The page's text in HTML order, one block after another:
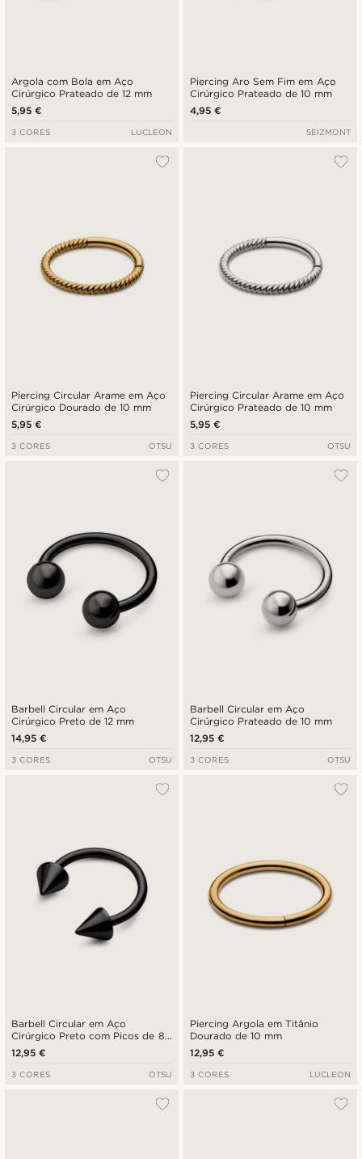
Argola com Bola em Aço
Cirúrgico Prateado de 12 mm
5,95 €
3 CORES LUCLEON
Piercing Aro Sem Fim em Aço
Cirúrgico Prateado de 10 mm
4,95 €
SEIZMONT
Piercing Circular Arame em Aço
Cirúrgico Dourado de 10 mm
5,95 €
3 CORES OTSU
Piercing Circular Arame em Aço
Cirúrgico Prateado de 10 mm
5,95 €
3 CORES OTSU
Barbell Circular em Aço
Cirúrgico Preto de 12 mm
14,95 €
3 CORES OTSU
Barbell Circular em Aço
Cirúrgico Prateado de 10 mm
12,95 €
3 CORES OTSU
Barbell Circular em Aço
Cirúrgico Preto com Picos de 8
mm
12,95 €
3 CORES OTSU
Piercing Argola em Titânio
Dourado de 10 mm
12,95 €
3 CORES LUCLEON